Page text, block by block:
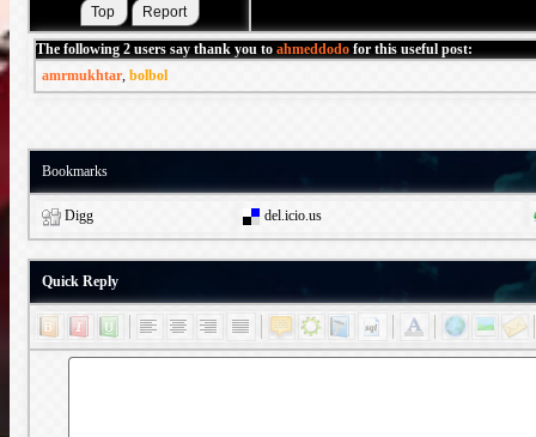
The following 2 users say thank you to ahmeddodo for this useful post:
amrmukhtar, bolbol
Bookmarks
Digg del.icio.us
Quick Reply